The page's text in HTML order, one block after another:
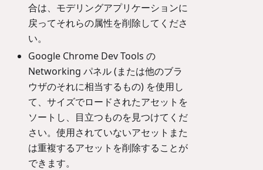
合は、モデリングアプリケーションに
戻ってそれらの属性を削除してくださ
い。
Google Chrome Dev Tools の
Networking パネル (または他のブラ
ウザのそれに相当するもの) を使用し
て、サイズでロードされたアセットを
ソートし、目立つものを見つけてくだ
さい。使用されていないアセットまた
は重複するアセットを削除することが
できます。